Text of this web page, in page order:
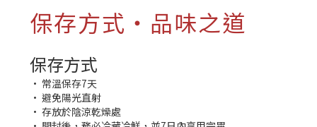
保存方式・品味之道
保存方式
• 常溫保存7天
• 避免陽光直射
• 存放於陰涼乾燥處